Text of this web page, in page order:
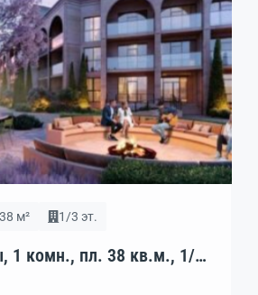
м² 1/3 эт.
1 комн., пл. 38 кв.м., 1/3